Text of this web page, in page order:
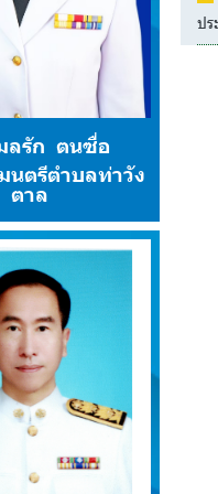
ลรัก ตนซื่อ
นตรีตำบลท่าวัง
ตาล
ปร